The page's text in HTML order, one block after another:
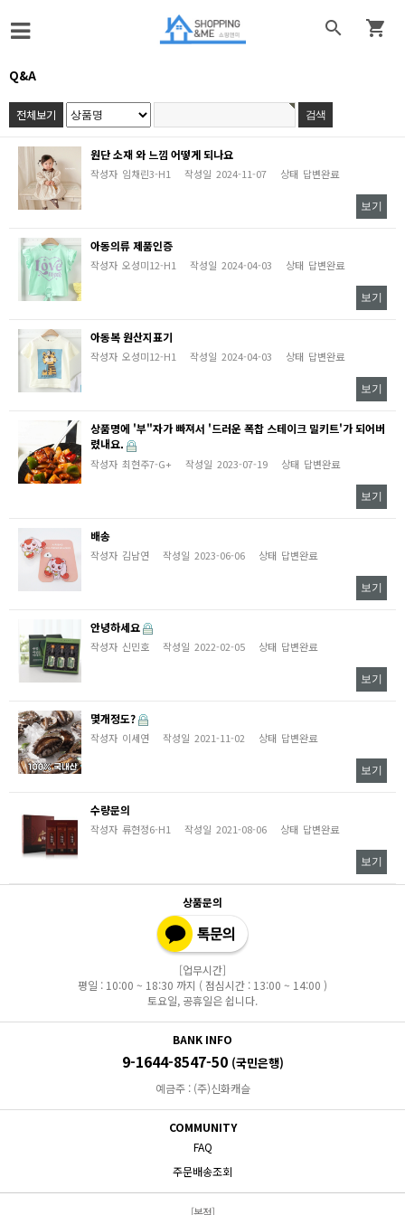
 
Q&A
전체보기
원단 소재 와 느낌 어떻게 되나요
작성자 임채린3-H1 작성일 2024-11-07 상태 답변완료
보기
아동의류 제품인증
작성자 오성미12-H1 작성일 2024-04-03 상태 답변완료
보기
아동복 원산지표기
작성자 오성미12-H1 작성일 2024-04-03 상태 답변완료
보기
상품명에 '부"자가 빠져서 '드러운 폭찹 스테이크 밀키트'가 되어버
렸내요.
작성자 최현주7-G+ 작성일 2023-07-19 상태 답변완료
보기
배송
작성자 김남연 작성일 2023-06-06 상태 답변완료
보기
안녕하세요
작성자 신민호 작성일 2022-02-05 상태 답변완료
보기
몇개정도?
작성자 이세연 작성일 2021-11-02 상태 답변완료
보기
수량문의
작성자 류현정6-H1 작성일 2021-08-06 상태 답변완료
보기
상품문의
[업무시간]
평일 : 10:00 ~ 18:30 까지 ( 점심시간 : 13:00 ~ 14:00 )
토요일, 공휴일은 쉽니다.
BANK INFO
9-1644-8547-50 (국민은행)
예금주 : (주)신화캐슬
COMMUNITY
FAQ
주문배송조회